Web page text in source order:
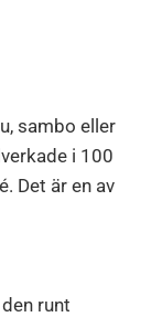
sambo eller
i 100
Det är en av
runt